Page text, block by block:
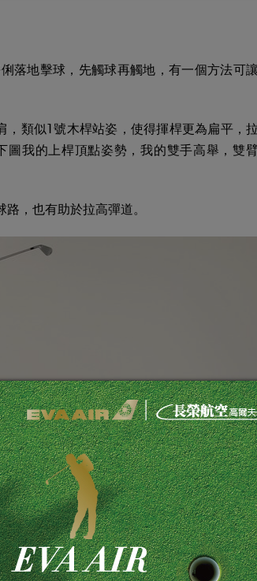
落地擊球，先觸球再觸地，有一個方法可
類似1號木桿站姿，使得揮桿更為扁平，
我的上桿頂點姿勢，我的雙手高舉，雙
，也有助於拉高彈道。